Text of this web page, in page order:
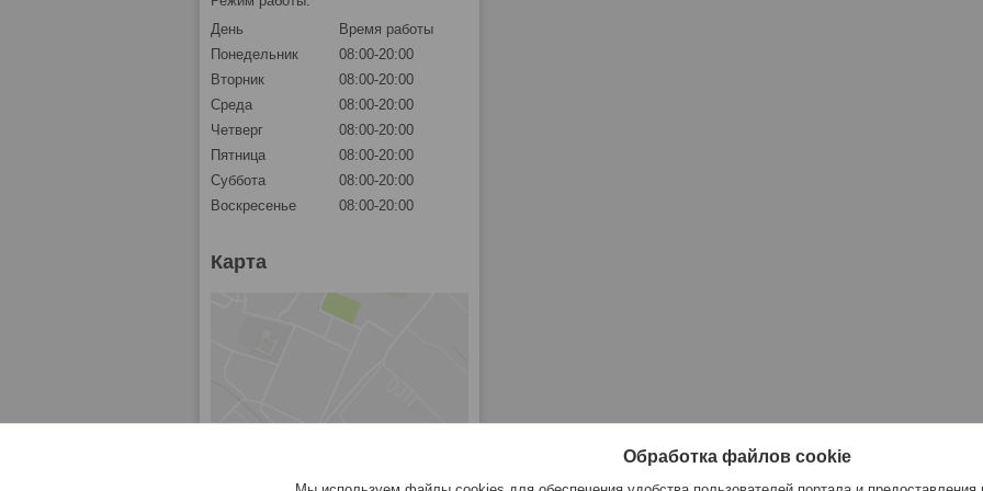
День
Время работы
Понедельник
08:00-20:00
Вторник
08:00-20:00
Среда
08:00-20:00
Четверг
08:00-20:00
Пятница
08:00-20:00
Суббота
08:00-20:00
Воскресенье
08:00-20:00
Карта
Обработка файлов cookie